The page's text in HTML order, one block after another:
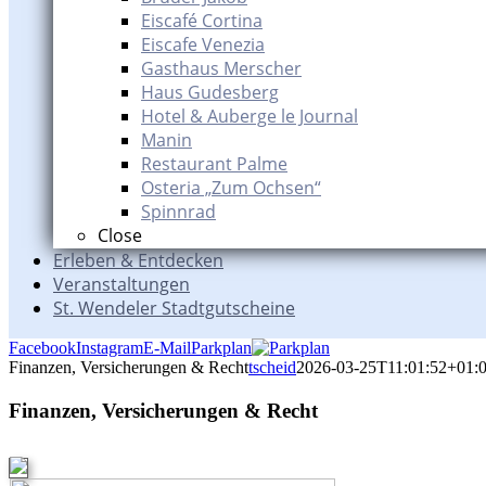
Eiscafé Cortina
Eiscafe Venezia
Gasthaus Merscher
Haus Gudesberg
Hotel & Auberge le Journal
Manin
Restaurant Palme
Osteria „Zum Ochsen“
Spinnrad
Close
Erleben & Entdecken
Veranstaltungen
St. Wendeler Stadtgutscheine
FacebookInstagramE-MailParkplan
Finanzen, Versicherungen & Rechttscheid2026-03-
Finanzen, Versicherungen & Recht